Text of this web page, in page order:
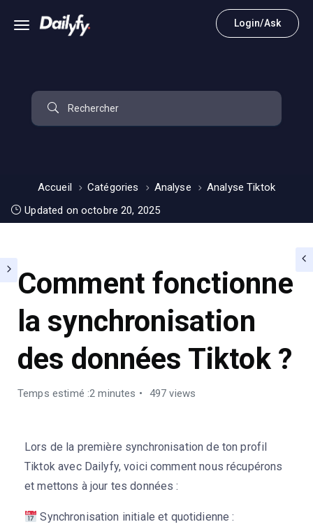
Login/Ask
Accueil Catégories Analyse
Analyse Tiktok
Updated on octobre 20, 2025
Comment fonctionne
la synchronisation
des données Tiktok ?
Temps estimé :2 minutes 497 views
Lors de la première synchronisation de ton profil
Tiktok avec Dailyfy, voici comment nous récupérons
et mettons à jour tes données :
Synchronisation initiale et quotidienne :